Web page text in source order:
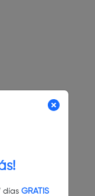
días GRATIS